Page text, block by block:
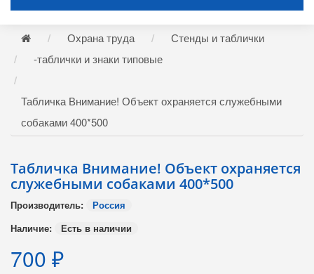
Охрана труда
Стенды и таблички
-таблички и знаки типовые
Табличка Внимание! Объект охраняется служебными
собаками 400*500
Табличка Внимание! Объект охраняется
служебными собаками 400*500
Производитель:
Россия
Наличие:
Есть в наличии
700 ₽